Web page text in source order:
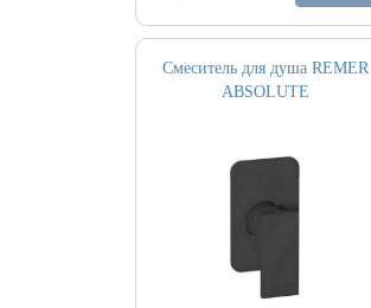
Смеситель для душа REMER
ABSOLUTE